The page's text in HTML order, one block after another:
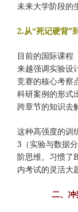
未来大学阶段的
2.从“死记硬背”
目前的国际课程
来越强调实验设
竞赛的核心考察
科研案例的形式
跨章节的知识去
这种高强度的训
3（实验与数据
阶思维。习惯了
内考试的灵活大
二、